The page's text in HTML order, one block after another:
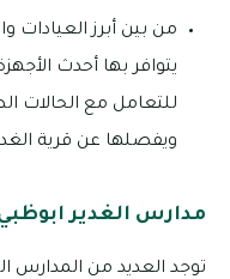
من بين أبرز العيادات
يتوافر بها أحدث
للتعامل مع الحالات
ويفصلها عن قرية الغدير
مدارس الغدير
توجد العديد من المدارس